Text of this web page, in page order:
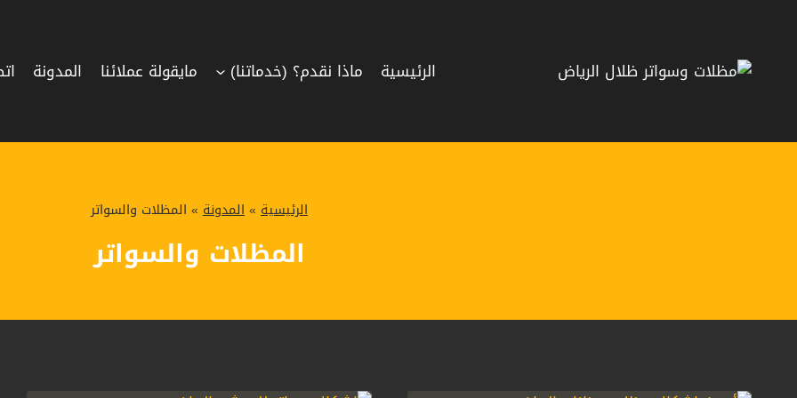
المحتوى
الرئيسية ماذا نقدم؟ (خدماتنا) مايقولة عملائنا المدونة
الرئيسية »المدونة » المظلات والسواتر
المظلات والسواتر